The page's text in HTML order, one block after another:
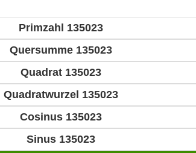
Primzahl 135023
Quersumme 135023
Quadrat 135023
Quadratwurzel 135023
Cosinus 135023
Sinus 135023